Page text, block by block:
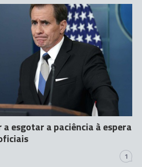
a esgotar a paciência à espera
1